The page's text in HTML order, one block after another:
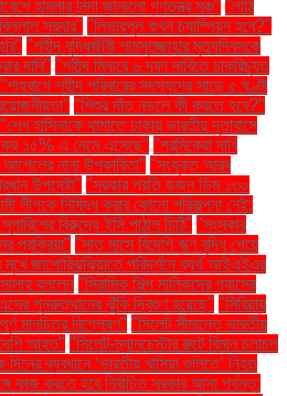
হামলার নিন্দা জানালো গণতন্ত্র মঞ্চ" "লাঠি
সরদার" "লিভারপুল কখন চ্যাম্পিয়ন হবে?"
"শহীদ বুদ্ধিজীবী শামসুজ্জোহার মৃত্যুদিবসকে
দাবি" "শহীদ মিনারে ৬ দফা দাবিতে চাকরিচ্যুত
"শাহবাগে শহীদ পরিবারের সদস্যদের সাড়ে ৫ ঘণ্টা
"শিশুর দাঁত নড়লে কী করতে হবে?"
"শেখ হাসিনাকে থামাতে ঢাকায় ভারতীয় দূতাবাসে
কর ১৫% এ নেমে এসেছে" "শ্রমিকেরা দাবি
নানা উপকারিতা" "সংযুক্ত আরব
উপদেষ্টা" "সরকার প্রতি ডজন ডিম ১৩০
লীগকে নিষিদ্ধ করার কোনো পরিকল্পনা নেই:
বিরুদ্ধে ইসি পাঠাল চিঠি" "সংস্কার
প্রক্রিয়া" "সাত মাসে বিদেশি ঋণ বৃদ্ধি পেয়ে
জাপোরিঝঝিয়াতে পরিদর্শনে ব্যর্থ আইএইএর
বললেন "সিরামিক শিল্প মালিকদের গ্যাসের
পুনরুত্থানের ঝুঁকি দ্বিগুণ হয়েছে" "সিরিয়ায়
মানচিত্র বিশ্লেষণ" "সিলেট সীমান্তে ভারতীয়
আহত" "সিলেট-ম্যানচেস্টার রুটে বিমান চলাচল
ব্যবধানে ‘ভারতীয় খাসিয়া গু‌লিতে’ নিহত
কাজ করতে হবে নির্বাচিত সরকার আসা পর্যন্ত: